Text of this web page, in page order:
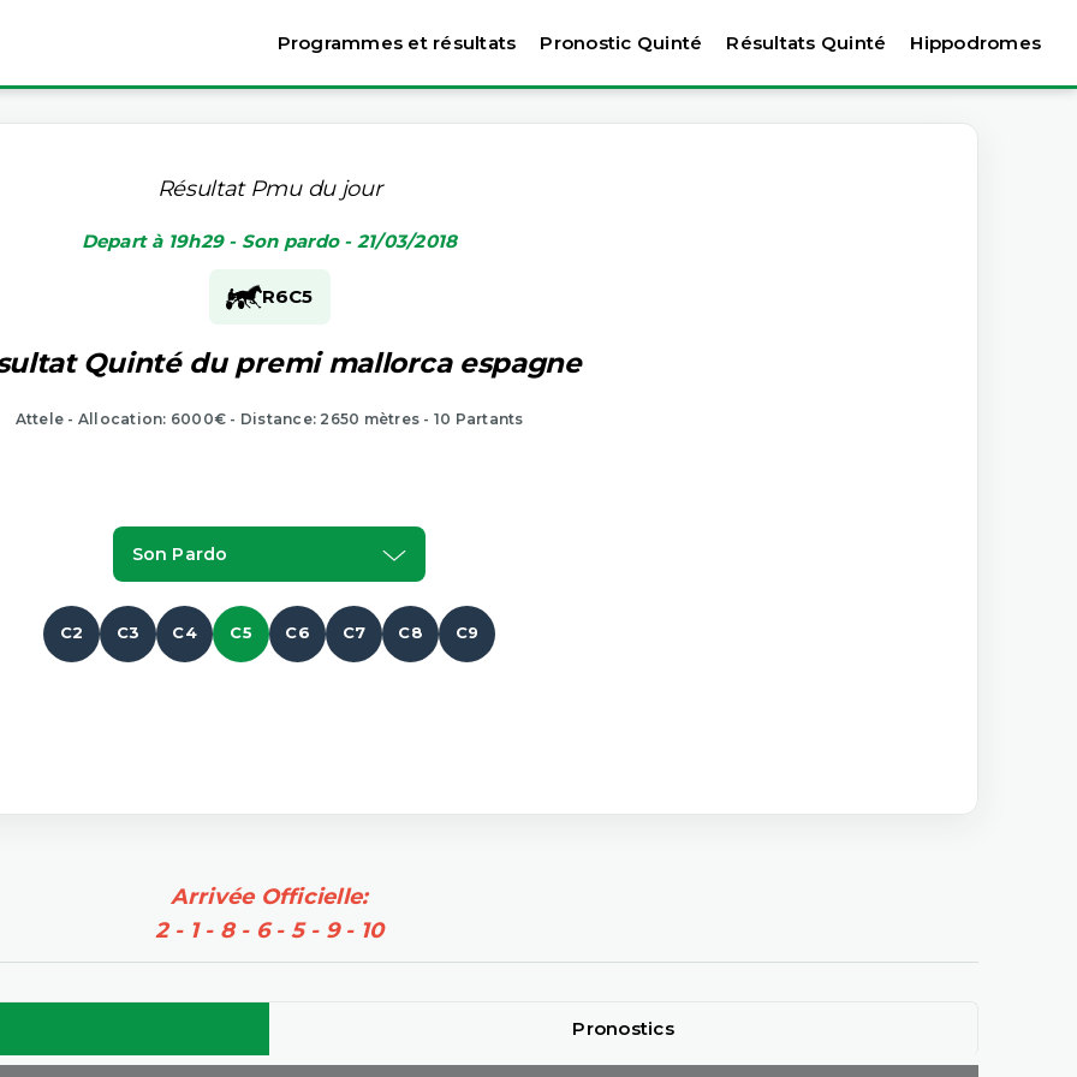
Programmes et résultats Pronostic Quinté Résultats Quinté Hippodromes
Résultat Pmu du jour
Depart à 19h29 - Son pardo - 21/03/2018
R6C5
Quinté du premi mallorca espagne
Attele - Allocation: 6000€ - Distance: 2650 mètres - 10 Partants
Son Pardo
C2 C3 C4 C5 C6 C7 C8 C9
Arrivée Officielle:
2 - 1 - 8 - 6 - 5 - 9 - 10
Pronostics